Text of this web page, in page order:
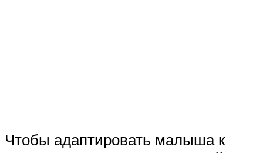
Чтобы адаптировать малыша к